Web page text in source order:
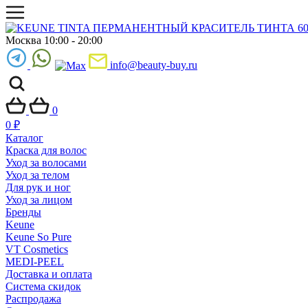
Москва 10:00 - 20:00
info@beauty-buy.ru
0
0 ₽
Каталог
Краска для волос
Уход за волосами
Уход за телом
Для рук и ног
Уход за лицом
Бренды
Keune
Keune So Pure
VT Cosmetics
MEDI-PEEL
Доставка и оплата
Система скидок
Распродажа